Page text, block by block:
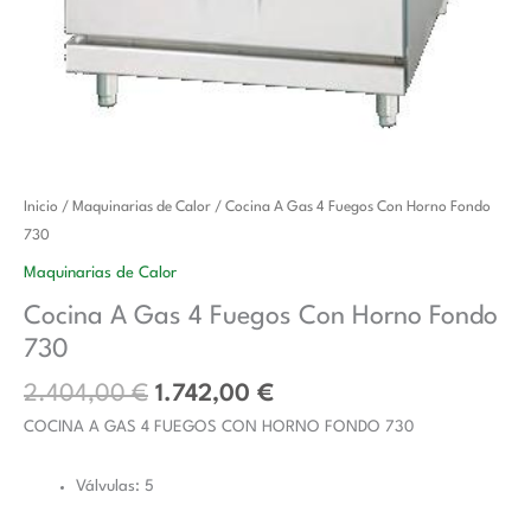
Inicio / Maquinarias de Calor / Cocina A Gas 4 Fuegos Con Horno Fondo
730
Maquinarias de Calor
Cocina A Gas 4 Fuegos Con Horno Fondo
730
2.404,00€
El
original
2.404,00 €.
1.742,00 €
El
1.742,00 €.
COCINA A GAS 4 FUEGOS CON HORNO FONDO 730
Válvulas: 5
Cocina
A
Gas
Fuegos
Con
Fondo
730